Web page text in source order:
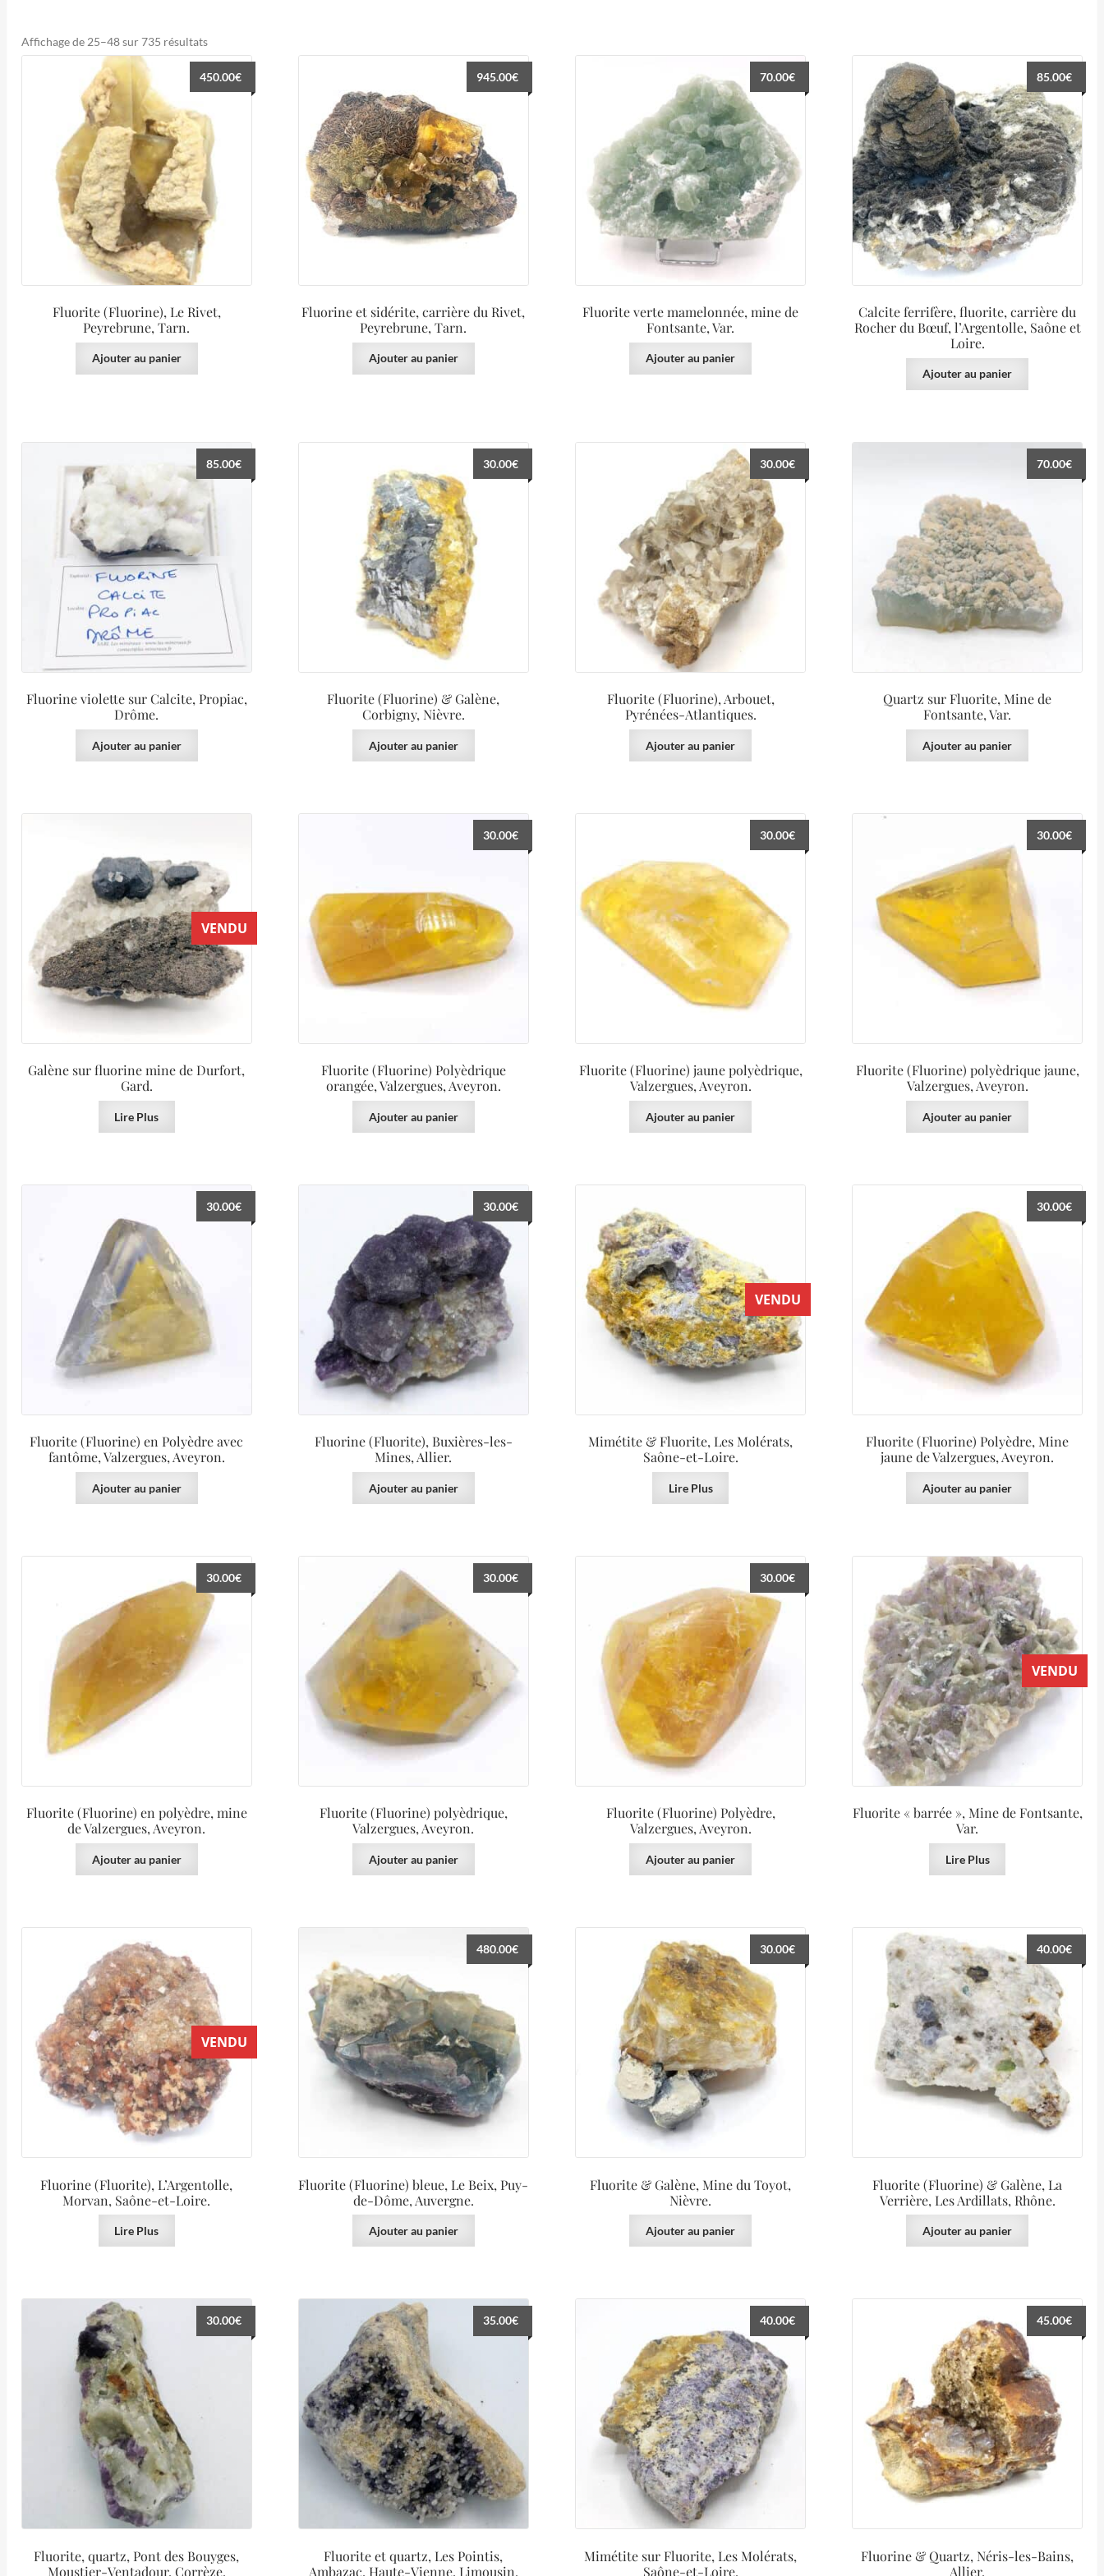
Affichage de 25–48 sur 735 résultatsTrié
du
plus
récent
au
plus
ancien
Fluorite (Fluorine), Le Rivet,
Peyrebrune, Tarn.
450.00€
Ajouter au panier
Fluorine et sidérite, carrière du Rivet,
Peyrebrune, Tarn.
945.00€
Ajouter au panier
Fluorite verte mamelonnée, mine de
Fontsante, Var.
70.00€
Ajouter au panier
Calcite ferrifère, fluorite, carrière du
Rocher du Bœuf, l’Argentolle, Saône et
Loire.
85.00€
Ajouter au panier
Fluorine violette sur Calcite, Propiac,
Drôme.
85.00€
Ajouter au panier
Fluorite (Fluorine) & Galène,
Corbigny, Nièvre.
30.00€
Ajouter au panier
Fluorite (Fluorine), Arbouet,
Pyrénées-Atlantiques.
30.00€
Ajouter au panier
Quartz sur Fluorite, Mine de
Fontsante, Var.
70.00€
Ajouter au panier
VENDU
Galène sur fluorine mine de Durfort,
Gard.
Lire Plus
Fluorite (Fluorine) Polyèdrique
orangée, Valzergues, Aveyron.
30.00€
Ajouter au panier
Fluorite (Fluorine) jaune polyèdrique,
Valzergues, Aveyron.
30.00€
Ajouter au panier
Fluorite (Fluorine) polyèdrique jaune,
Valzergues, Aveyron.
30.00€
Ajouter au panier
Fluorite (Fluorine) en Polyèdre avec
fantôme, Valzergues, Aveyron.
30.00€
Ajouter au panier
Fluorine (Fluorite), Buxières-les-
Mines, Allier.
30.00€
Ajouter au panier
VENDU
Mimétite & Fluorite, Les Molérats,
Saône-et-Loire.
Lire Plus
Fluorite (Fluorine) Polyèdre, Mine
jaune de Valzergues, Aveyron.
30.00€
Ajouter au panier
Fluorite (Fluorine) en polyèdre, mine
de Valzergues, Aveyron.
30.00€
Ajouter au panier
Fluorite (Fluorine) polyèdrique,
Valzergues, Aveyron.
30.00€
Ajouter au panier
Fluorite (Fluorine) Polyèdre,
Valzergues, Aveyron.
30.00€
Ajouter au panier
VENDU
Fluorite « barrée », Mine de Fontsante,
Var.
Lire Plus
VENDU
Fluorine (Fluorite), L’Argentolle,
Morvan, Saône-et-Loire.
Lire Plus
Fluorite (Fluorine) bleue, Le Beix, Puy-
de-Dôme, Auvergne.
480.00€
Ajouter au panier
Fluorite & Galène, Mine du Toyot,
Nièvre.
30.00€
Ajouter au panier
Fluorite (Fluorine) & Galène, La
Verrière, Les Ardillats, Rhône.
40.00€
Ajouter au panier
Fluorite, quartz, Pont des Bouyges,
Moustier-Ventadour, Corrèze.
30.00€
Fluorite et quartz, Les Pointis,
Ambazac, Haute-Vienne, Limousin.
35.00€
Mimétite sur Fluorite, Les Molérats,
Saône-et-Loire.
40.00€
Fluorine & Quartz, Néris-les-Bains,
Allier.
45.00€